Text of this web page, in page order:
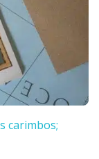
carimbos;